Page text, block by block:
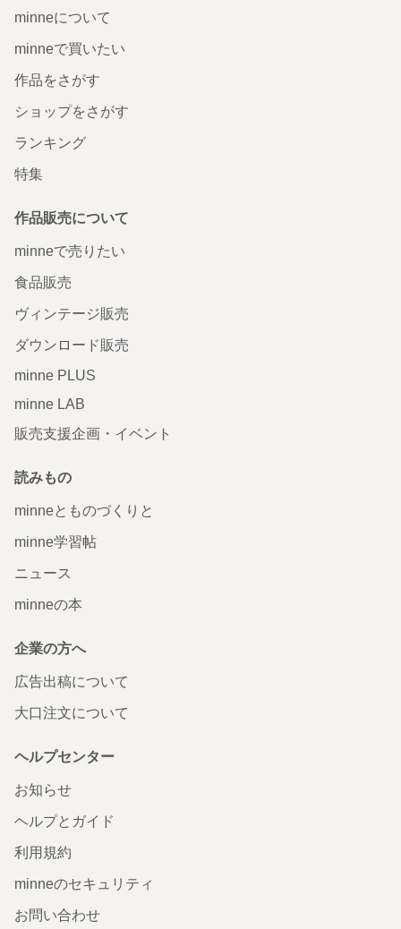
minneについて
minneで買いたい
作品をさがす
ショップをさがす
ランキング
特集
作品販売について
minneで売りたい
食品販売
ヴィンテージ販売
ダウンロード販売
minne PLUS
minne LAB
販売支援企画・イベント
読みもの
minneとものづくりと
minne学習帖
ニュース
minneの本
企業の方へ
広告出稿について
大口注文について
ヘルプセンター
お知らせ
ヘルプとガイド
利用規約
minneのセキュリティ
お問い合わせ